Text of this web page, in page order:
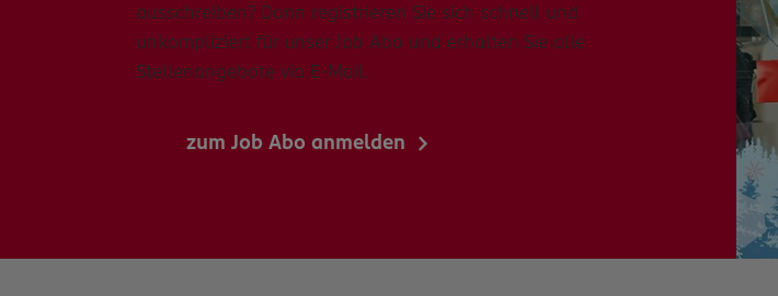
ausschreiben? Dann registrieren Sie sich schnell und
unkompliziert für unser Job Abo und erhalten Sie alle
Stellenangebote via E-Mail.
zum Job Abo anmelden